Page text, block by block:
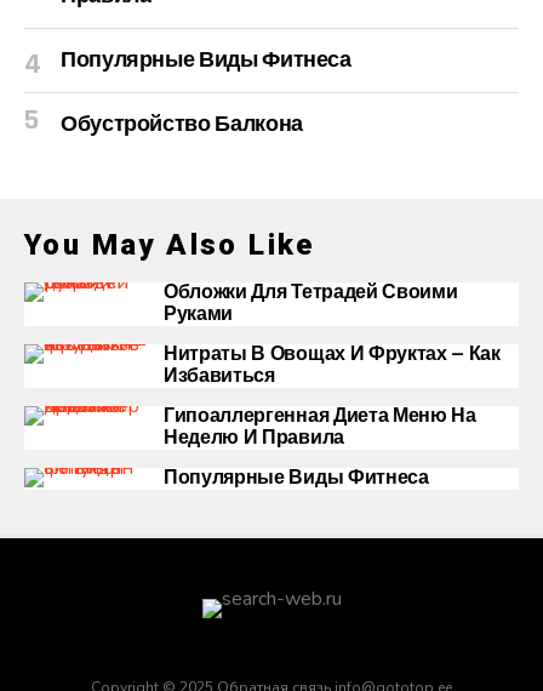
Популярные Виды Фитнеса
Обустройство Балкона
You May Also Like
Обложки Для Тетрадей Своими
Руками
Нитраты В Овощах И Фруктах — Как
Избавиться
Гипоаллергенная Диета Меню На
Неделю И Правила
Популярные Виды Фитнеса
Copyright © 2025 Обратная связь info@gototop.ee